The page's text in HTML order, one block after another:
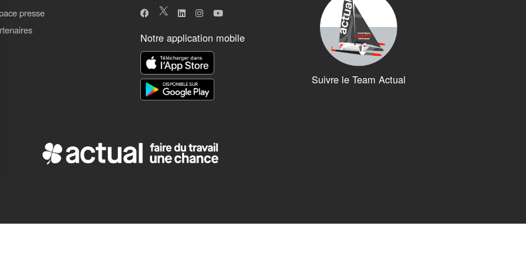
confidentialité, en garantissant la conformité avec les réglementations. Personnalisez vos préférences pour contrôler la manière dont
presse
Notre application mobile
Suivre le Team Actual